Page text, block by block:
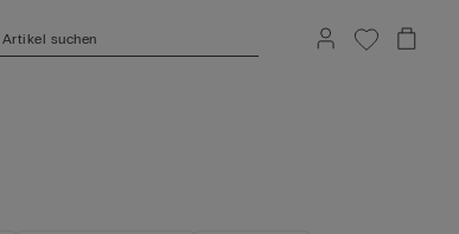
Artikel suchen